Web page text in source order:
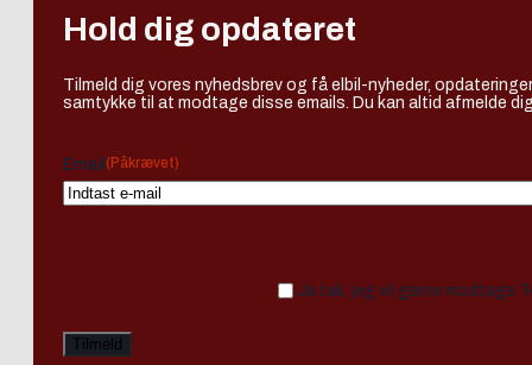
Hold dig opdateret
Tilmeld dig vores nyhedsbrev og få elbil-nyheder,
samtykke til at modtage disse emails. Du kan altid afmelde
Email (Påkrævet)
Ja tak, jeg vil gerne modtage